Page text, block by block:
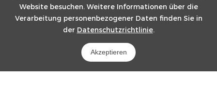
Website besuchen. Weitere Informationen über die
Verarbeitung personenbezogener Daten finden Sie in
der Datenschutzrichtlinie.
Akzeptieren